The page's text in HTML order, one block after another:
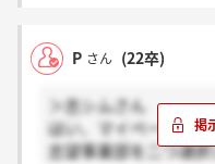
P さん (22卒)
＞志シムさん
はい、マイページでか
志望事業部を二つ選